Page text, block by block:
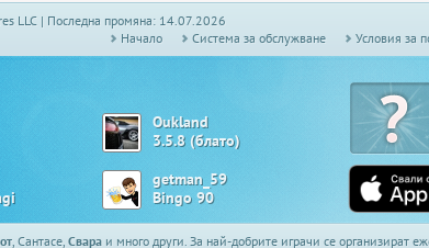
LLC | Последна промяна: 14.07.2026
Начало
Системa за обслужване Условия за
Oukland
3.5.8 (блато)
getman_59
Bingo 90
, Сантасе, Свара и много други. За най-добрите играчи се организират